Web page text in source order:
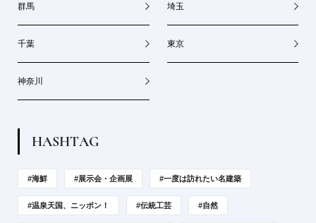
群馬 埼玉
千葉 東京
神奈川
HASHTAG
#海鮮 #展示会・企画展 #一度は訪れたい名建築
#温泉天国、ニッポン！ #伝統工芸 #自然